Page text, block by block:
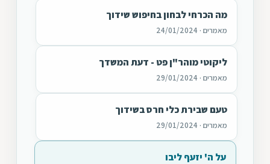
מה הכרחי לבחון בחיפוש שידוך
מאמרים · 24/01/2024
ליקוטי מוהר"ן פט - דעת המשדך
מאמרים · 29/01/2024
טעם שבירת כלי חרס בשידוך
מאמרים · 29/01/2024
על ה' יזעף ליבו